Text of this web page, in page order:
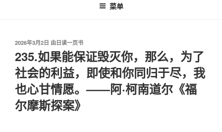
菜单
发
布
于
2026年3月2日 由日读一页书
235.如果能保证毁灭你，那么，为了
社会的利益，即使和你同归于尽，我
也心甘情愿。——阿·柯南道尔《福
尔摩斯探案》